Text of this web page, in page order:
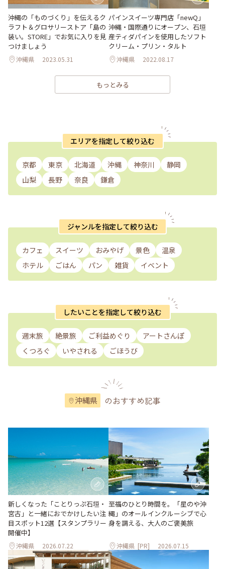
沖縄の「ものづくり」を伝えるク
ラフト＆グロサリーストア「島の
装い。STORE」でお気に入りを見
つけましょう
沖縄県 2023.05.31
パインスイーツ専門店「newQ」
沖縄・国際通りにオープン、石垣
産ティダパインを使用したソフト
クリーム・プリン・タルト
沖縄県 2022.08.17
もっとみる
エリアを指定して絞り込む
京都 東京 北海道 沖縄 神奈川
静岡
山梨
長野 奈良 鎌倉
ジャンルを指定して絞り込む
カフェ スイーツ おみやげ 景色
温泉
ホテル
ごはん パン 雑貨 イベント
したいことを指定して絞り込む
週末旅 絶景旅 ご利益めぐり
アートさんぽ
くつろぐ
いやされる ごほうび
沖縄県 のおすすめ記事
新しくなった「ことりっぷ石垣・
宮古」と一緒におでかけしたい注
目スポット12選【スタンプラリー
開催中】
沖縄県 2026.07.22
至福のひとり時間を。「星のや沖
縄」のオールインクルーシブで心
身を調える、大人のご褒美旅
沖縄県 [PR] 2026.07.15